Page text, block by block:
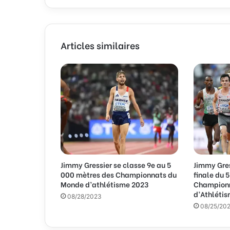
o
r
a
d
r
e
s
s
e
E
m
a
i
l
Articles similaires
Jimmy Gressier se classe 9e au 5
000 mètres des Championnats du
Monde d’athlétisme 2023
08/28/2023
Jimmy
finale du
08/25/